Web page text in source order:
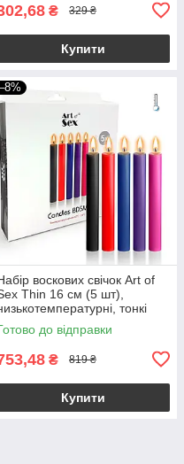
₴ 329 ₴
Купити
воскових свічок Art of
Thin 16 см (5 шт),
тонкі
до відправки
₴ 819 ₴
Купити